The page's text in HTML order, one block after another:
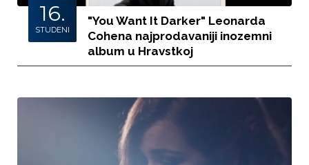
16.
STUDENI
"You Want It Darker" Leonarda
Cohena najprodavaniji inozemni
album u Hravstkoj